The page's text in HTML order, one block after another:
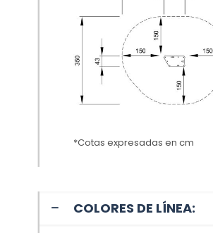
*Cotas expresadas en cm
COLORES DE LÍNEA: